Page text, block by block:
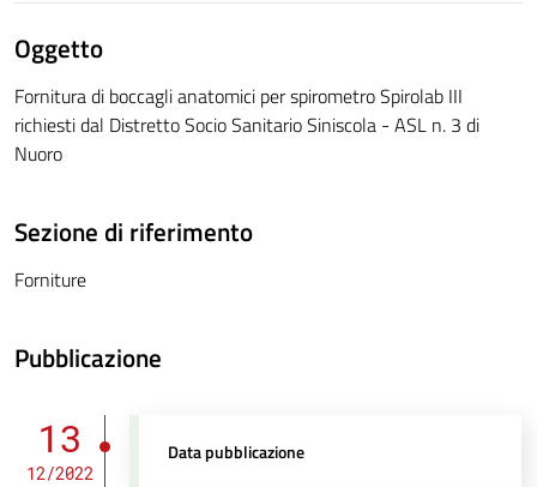
Oggetto
Fornitura di boccagli anatomici per spirometro Spirolab III
richiesti dal Distretto Socio Sanitario Siniscola - ASL n. 3 di
Nuoro
Sezione di riferimento
Forniture
Pubblicazione
13
12/2022
Data pubblicazione